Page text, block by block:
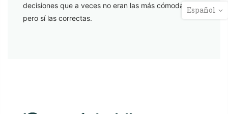
decisiones que a veces no eran las más cómodas…
pero sí las correctas.
Español